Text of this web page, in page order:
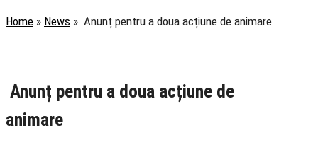
Home » News » Anunț pentru a doua acțiune de animare
Anunț pentru a doua acțiune de
animare